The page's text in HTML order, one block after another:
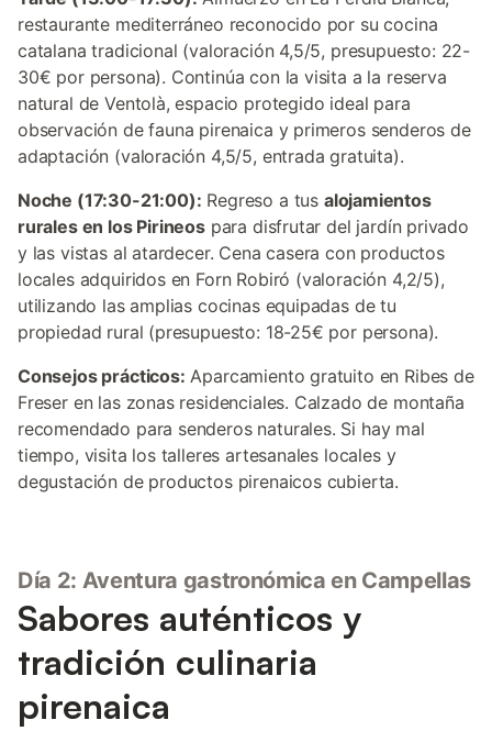
restaurante mediterráneo reconocido por su cocina
catalana tradicional (valoración 4,5/5, presupuesto: 22-
30€ por persona). Continúa con la visita a la reserva
natural de Ventolà, espacio protegido ideal para
observación de fauna pirenaica y primeros senderos de
adaptación (valoración 4,5/5, entrada gratuita).
Noche (17:30-21:00): Regreso a tus alojamientos
rurales en los Pirineospara disfrutar del jardín privado
y las vistas al atardecer. Cena casera con productos
locales adquiridos en Forn Robiró (valoración 4,2/5),
utilizando las amplias cocinas equipadas de tu
propiedad rural (presupuesto: 18-25€ por persona).
Consejos prácticos: Aparcamiento gratuito en Ribes de
Freser en las zonas residenciales. Calzado de montaña
recomendado para senderos naturales. Si hay mal
tiempo, visita los talleres artesanales locales y
degustación de productos pirenaicos cubierta.
Día 2: Aventura gastronómica en Campellas
Sabores auténticos y
tradición culinaria
pirenaica